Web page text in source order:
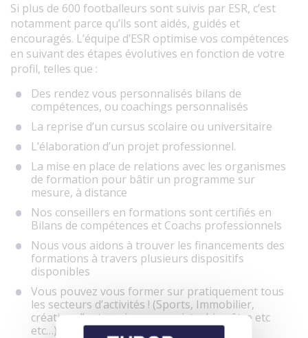
Si plus de 600 footballeurs sont suivis par ESR, c’est
notamment parce qu’ils sont aidés, guidés et
encouragés. L’équipe d’ESR optimise vos compétences
en suivant des étapes évolutives en fonction de votre
profil, telles que :
Des rendez vous personnalisés bilans de
compétences, ou coachings personnalisés
La reprise d’un cursus scolaire ou universitaire
L’élaboration d’un projet professionnel.
La mise en place de relations avec les organismes
de formation pour bâtir un programme sur
mesure, à distance
Nos conseillers en formations sont certifiés en
Bilans de compétences et Coachs professionnels
Nous vous aidons à trouver les financements des
formations à travers plusieurs dispositifs
disponibles
Vous pouvez vous former sur pratiquement tous
les secteurs d’activités ! (Sports, Immobilier,
création d’entreprise, paysagiste, bien être etc
etc…)